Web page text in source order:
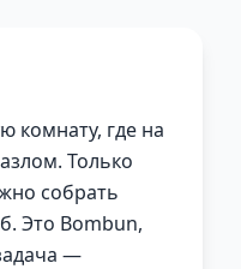
комнату, где на
Только
собрать
Это Bombun,
—